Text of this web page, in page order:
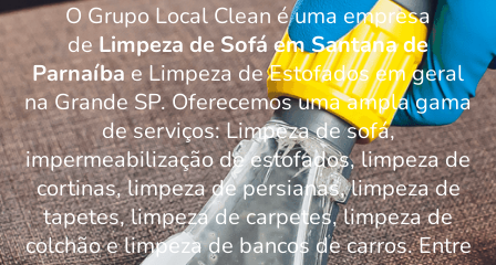
O Grupo Local Clean é uma empresa
de Limpeza de Sofá em Santana de
Parnaíbae Limpeza de Estofados em geral
na Grande SP. Oferecemos uma ampla gama
de serviços: Limpeza de sofá,
impermeabilização de estofados, limpeza de
cortinas, limpeza de persianas, limpeza de
tapetes, limpeza de carpetes, limpeza de
colchão e limpeza de bancos de carros. Entre